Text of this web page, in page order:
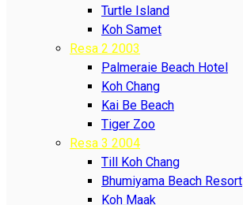
Turtle Island
Koh Samet
Resa 2 2003
Palmeraie Beach Hotel
Koh Chang
Kai Be Beach
Tiger Zoo
Resa 3 2004
Till Koh Chang
Bhumiyama Beach Resort
Koh Maak